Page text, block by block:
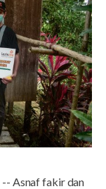
-- Asnaf fakir dan